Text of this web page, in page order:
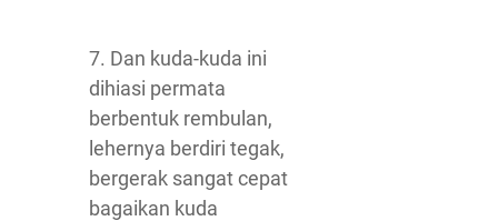
7. Dan kuda-kuda ini
dihiasi permata
berbentuk rembulan,
lehernya berdiri tegak,
bergerak sangat cepat
bagaikan kuda